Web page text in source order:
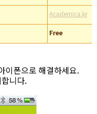
Academica.kr
Free
이폰으로 해결하세요.
니다.